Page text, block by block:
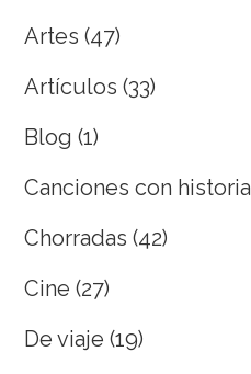
Artes (47)
Artículos (33)
Blog (1)
Canciones con historia
Chorradas (42)
Cine (27)
De viaje (19)